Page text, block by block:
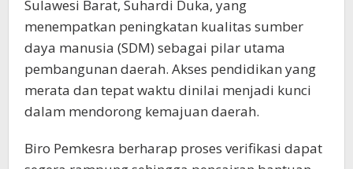
Sulawesi Barat, Suhardi Duka, yang
menempatkan peningkatan kualitas sumber
daya manusia (SDM) sebagai pilar utama
pembangunan daerah. Akses pendidikan yang
merata dan tepat waktu dinilai menjadi kunci
dalam mendorong kemajuan daerah.
Biro Pemkesra berharap proses verifikasi dapat